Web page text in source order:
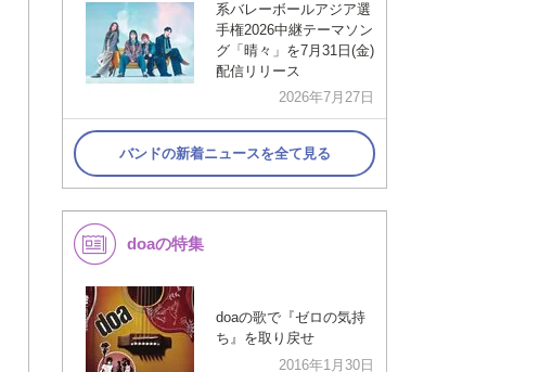
系バレーボールアジア選
手権2026中継テーマソン
グ「晴々」を7月31日(金)
配信リリース
2026年7月27日
バンドの新着ニュースを全て見る
doaの特集
doaの歌で『ゼロの気持
ち』を取り戻せ
2016年1月30日